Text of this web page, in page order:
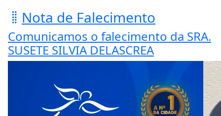
Nota de Falecimento
Comunicamos o falecimento da SRA.
SUSETE SILVIA DELASCREA